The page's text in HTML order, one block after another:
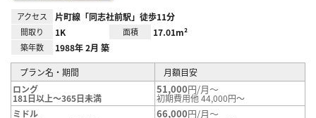
アクセス 片町線「同志社前駅」徒歩11分
間取り 1K 面積 17.01m²
築年数 1988年 2月 築
プラン名・期間
月額目安
ロング
181日以上～365日未満
51,000円/月～
初期費用他 44,000円～
ミドル
66,000円/月～